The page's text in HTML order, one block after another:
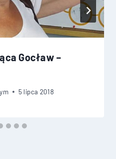
Gocław –
5 lipca 2018